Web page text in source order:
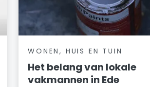
WONEN, HUIS EN TUIN
Het belang van lokale
vakmannen in Ede